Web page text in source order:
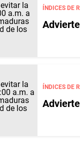
ÍNDICES DE
ÍNDICES DE